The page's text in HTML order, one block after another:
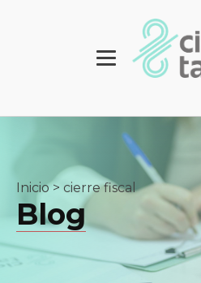
Inicio> cierre fiscal
Blog